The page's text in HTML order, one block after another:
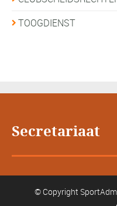
TOOGDIENST
Secretariaat
© Copyright